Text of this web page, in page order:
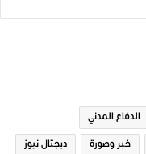
الدفاع المدني
خبر وصورة ديجتال نيوز